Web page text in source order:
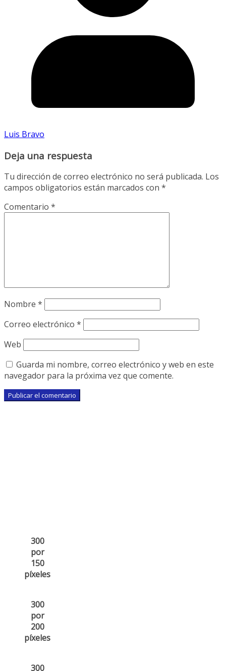
Luis Bravo
Deja una respuesta
Tu dirección de correo electrónico no será publicada. Los
campos obligatorios están marcados con *
Comentario *
Nombre *
Correo electrónico *
Web
Guarda mi nombre, correo electrónico y web en este
navegador para la próxima vez que comente.
300
por
150
píxeles
300
por
200
píxeles
300